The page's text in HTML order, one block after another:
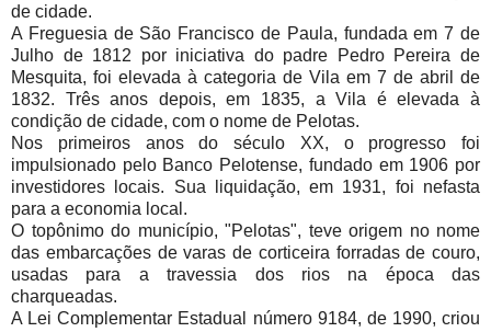
de cidade.
A Freguesia de São Francisco de Paula, fundada em 7 de
Julho de 1812 por iniciativa do padre Pedro Pereira de
Mesquita, foi elevada à categoria de Vila em 7 de abril de
1832. Três anos depois, em 1835, a Vila é elevada à
condição de cidade, com o nome de Pelotas.
Nos primeiros anos do século XX, o progresso foi
impulsionado pelo Banco Pelotense, fundado em 1906 por
investidores locais. Sua liquidação, em 1931, foi nefasta
para a economia local.
O topônimo do município, "Pelotas", teve origem no nome
das embarcações de varas de corticeira forradas de couro,
usadas para a travessia dos rios na época das
charqueadas.
A Lei Complementar Estadual número 9184, de 1990, criou